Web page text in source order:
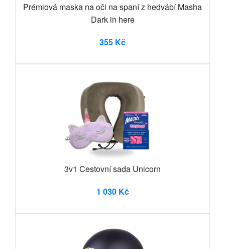
Prémiová maska na oči na spaní z hedvábí Masha
Dark in here
355 Kč
3v1 Cestovní sada Unicorn
1 030 Kč